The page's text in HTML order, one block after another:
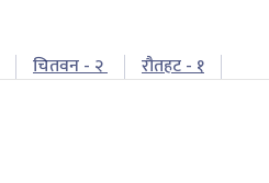
चितवन - २ रौतहट - १